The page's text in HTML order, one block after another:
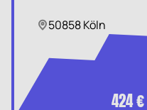
50858 Köln
424 €